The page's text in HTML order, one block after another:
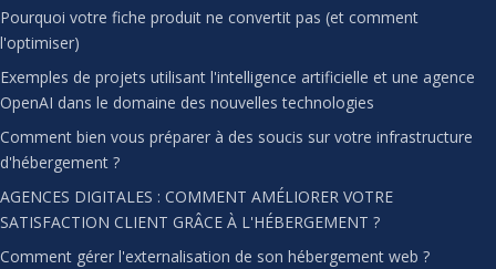
Pourquoi votre fiche produit ne convertit pas (et comment
l'optimiser)
Exemples de projets utilisant l'intelligence artificielle et une agence
OpenAI dans le domaine des nouvelles technologies
Comment bien vous préparer à des soucis sur votre infrastructure
d'hébergement ?
AGENCES DIGITALES : COMMENT AMÉLIORER VOTRE
SATISFACTION CLIENT GRÂCE À L'HÉBERGEMENT ?
Comment gérer l'externalisation de son hébergement web ?